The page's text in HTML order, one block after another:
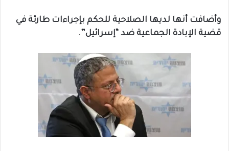
وأضافت أنها لديها الصلاحية للحكم بإجراءات طارئة في
قضية الإبادة الجماعية ضد “إسرائيل”.